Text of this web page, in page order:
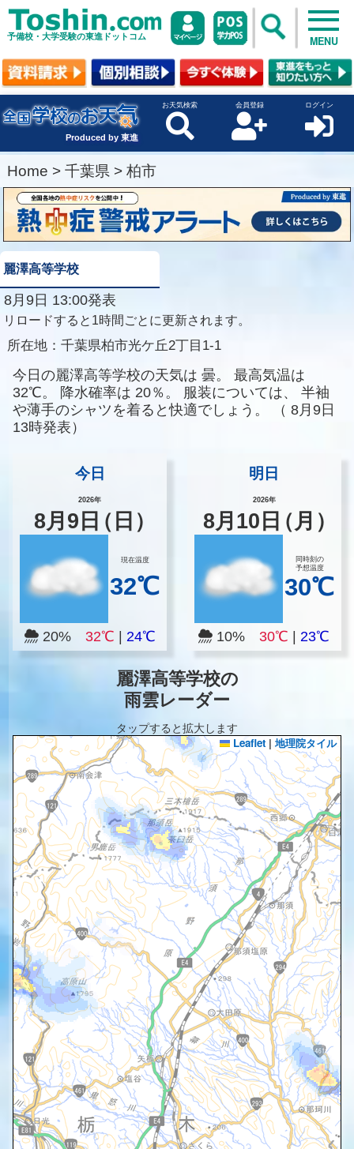
予備校・大学受験の東進ドットコム MENU
Produced by 東進
お天気検索 会員登録 ログイン
Home > 千葉県 > 柏市
麗澤高等学校
8月9日 13:00発表
リロードすると1時間ごとに更新されます。
所在地： 千葉県柏市光ケ丘2丁目1-1
今日の麗澤高等学校の天気は 曇。
最高気温は
32℃。
降水確率は 20％。 服装については、
半袖
や薄手のシャツを着ると快適でしょう。
（ 8月9日
13時発表）
今日
2026年
8月 9 日（日）
現在温度
32℃
20% 32℃ 24℃
明日
2026年
8月 10 日（月）
同時刻の
予想温度
30℃
10%30℃ |23℃
麗澤高等学校の
雨雲レーダー
タップすると拡大します
Leaflet | 地理院タイル